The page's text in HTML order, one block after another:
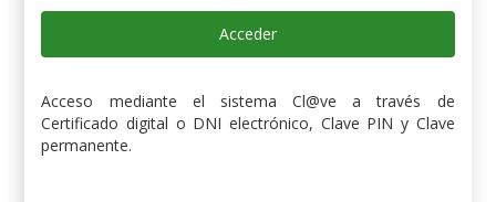
Acceder
Acceso mediante el sistema Cl@ve a través de
Certificado digital o DNI electrónico, Clave PIN y Clave
permanente.